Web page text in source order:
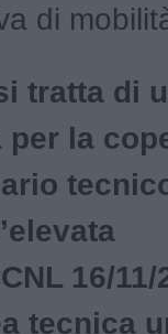
di
tratta di
la
16/11/
tecnica